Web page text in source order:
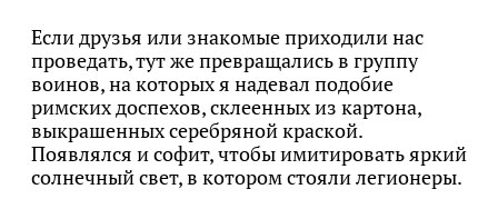
Если друзья или знакомые приходили нас
проведать, тут же превращались в группу
воинов, на которых я надевал подобие
римских доспехов, склеенных из картона,
выкрашенных серебряной краской.
Появлялся и софит, чтобы имитировать яркий
солнечный свет, в котором стояли легионеры.